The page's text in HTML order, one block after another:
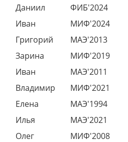
Даниил
ФИБ'2024
Иван
МИФ'2024
Григорий
МАЭ'2013
Зарина
МИФ'2019
Иван
МАЭ'2011
Владимир
МИФ'2021
Елена
МАЭ'1994
Илья
МАЭ'2021
Олег
МИФ'2008